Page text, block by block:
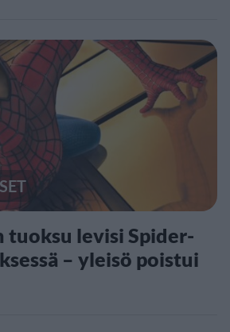
tuoksu levisi Spider-
– yleisö poistui